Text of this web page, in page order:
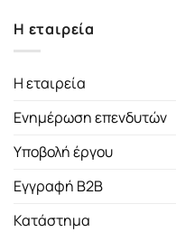
Η εταιρεία
Η εταιρεία
Ενημέρωση επενδυτών
Υποβολή έργου
Εγγραφή B2B
Κατάστημα